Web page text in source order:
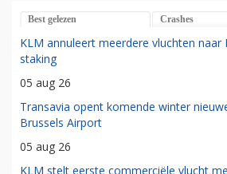
Best gelezen Crashes
KLM annuleert meerdere vluchten
staking
05 aug 26
Transavia opent komende winter
Brussels Airport
05 aug 26
KLM stelt eerste commerciële vlucht